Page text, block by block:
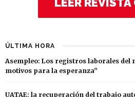
ÚLTIMA HORA
Asempleo: Los registros laborales del
motivos para la esperanza”
UATAE: la recuperación del trabajo